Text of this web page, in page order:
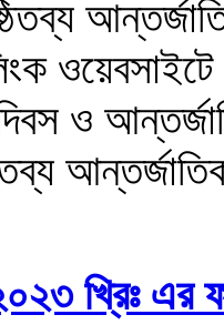
ও
২০২৩ খ্রিঃ